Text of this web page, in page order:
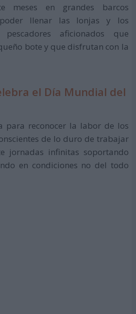
meses en grandes barcos
llenar las lonjas y los
pescadores aficionados que
bote y que disfrutan con la
el Día Mundial del
para reconocer la labor de los
de lo duro de trabajar
jornadas infinitas soportando
en condiciones no del todo